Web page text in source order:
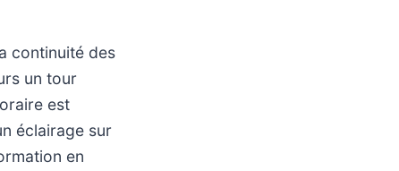
continuité des
un tour
est
éclairage sur
en